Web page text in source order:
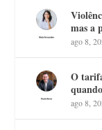
mas a
ago 8,
O
ago 8,